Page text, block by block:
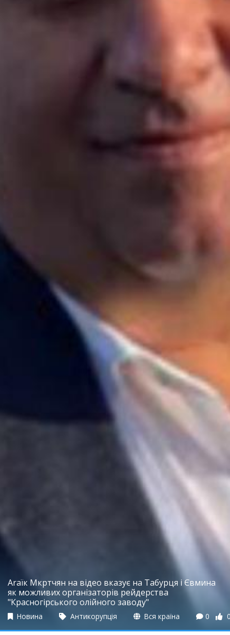
Araїк Мкртчян на відео вказує на Табурця і Євмина
як можливих організаторів рейдерства
"Красногірського олійного заводу"
Новина Антикорупція Вся країна 0